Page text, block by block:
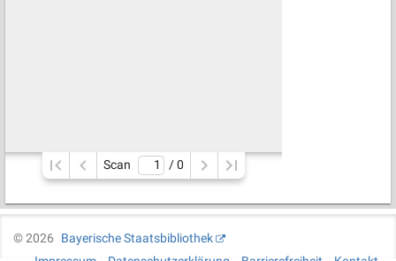
Scan / 0
©2026
Bayerische Staatsbibliothek